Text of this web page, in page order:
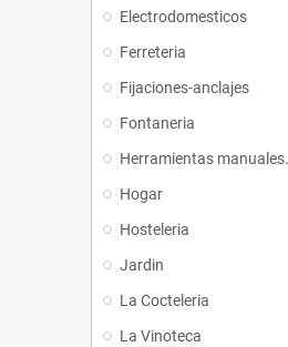
Electrodomesticos
Ferreteria
Fijaciones-anclajes
Fontaneria
Herramientas manuales.
Hogar
Hosteleria
Jardin
La Cocteleria
La Vinoteca